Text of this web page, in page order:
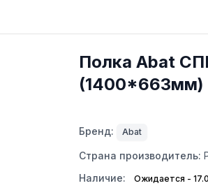
Полка Abat
(1400*663мм)
Бренд: Abat
Страна производитель:
Наличие:
Ожидается -